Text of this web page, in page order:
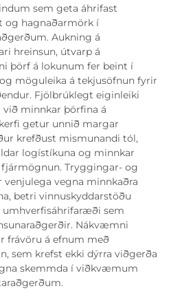
sem geta áhrifast
og hagnaðarmörk í
Aukning á
hreinsun, útvarp á
þörf á lokunum fer beint í
möguleika á tekjusöfnun fyrir
Fjölbrúklegt eiginleiki
minnkar þörfina á
getur unnið margar
krefðust mismunandi tól,
logístíkuna og minnkar
Tryggingar- og
vegna minnkaðra
betri vinnuskyddarstöðu
umhverfisáhrifaræði sem
Nákvæmni
frávöru á efnum með
sem krefst ekki dýrra viðgerða
skemmda í viðkvæmum